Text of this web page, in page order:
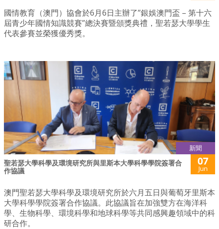
國情教育（澳門）協會於6月6日主辦了”銀娛澳門盃 – 第十六
屆青少年國情知識競賽”總決賽暨頒獎典禮，聖若瑟大學學生
代表參賽並榮獲優秀獎。
新聞
聖若瑟大學科學及環境研究所與里斯本大學科學學院簽署合
作協議
07
Jun
澳門聖若瑟大學科學及環境研究所於六月五日與葡萄牙里斯本
大學科學學院簽署合作協議。此協議旨在加強雙方在海洋科
學、生物科學、環境科學和地球科學等共同感興趣領域中的科
研合作。